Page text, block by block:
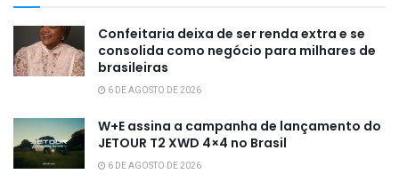
Confeitaria deixa de ser renda extra e se
consolida como negócio para milhares de
brasileiras
6 DE AGOSTO DE 2026
W+E assina a campanha de lançamento do
JETOUR T2 XWD 4×4 no Brasil
6 DE AGOSTO DE 2026